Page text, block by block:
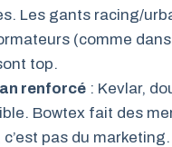
Les gants racing/
(comme
top.
renforcé : Kevlar,
Bowtex fait des
pas du marketing.